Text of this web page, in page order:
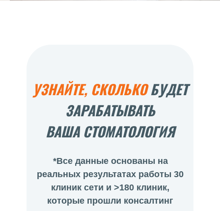
УЗНАЙТЕ, СКОЛЬКОБУДЕТ
ЗАРАБАТЫВАТЬ
ВАША СТОМАТОЛОГИЯ
*Все данные основаны на
реальных результатах работы 30
клиник сети и >180 клиник,
которые прошли консалтинг